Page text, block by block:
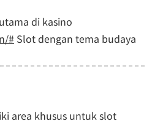
di kasino
# Slot dengan tema budaya
area khusus untuk slot